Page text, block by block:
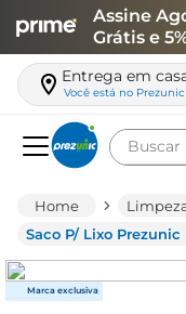
Assine
Grátis e
Entrega em
Você está no Prezunic
Buscar
Saco P/ Lixo
leite
café